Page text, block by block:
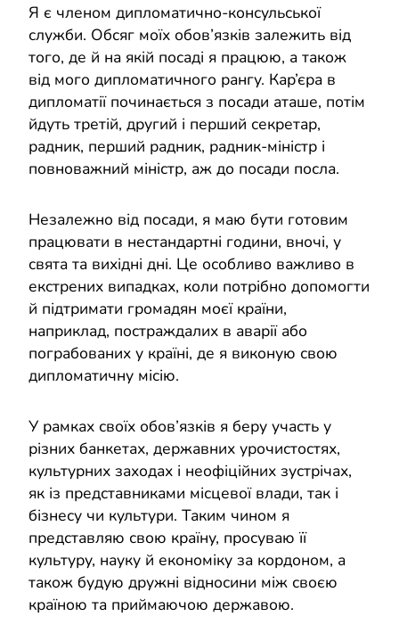
Я є членом дипломатично-консульської
служби. Обсяг моїх обов’язків залежить від
того, де й на якій посаді я працюю, а також
від мого дипломатичного рангу. Кар’єра в
дипломатії починається з посади аташе, потім
йдуть третій, другий і перший секретар,
радник, перший радник, радник-міністр і
повноважний міністр, аж до посади посла.
Незалежно від посади, я маю бути готовим
працювати в нестандартні години, вночі, у
свята та вихідні дні. Це особливо важливо в
екстрених випадках, коли потрібно допомогти
й підтримати громадян моєї країни,
наприклад, постраждалих в аварії або
пограбованих у країні, де я виконую свою
дипломатичну місію.
У рамках своїх обов’язків я беру участь у
різних банкетах, державних урочистостях,
культурних заходах і неофіційних зустрічах,
як із представниками місцевої влади, так і
бізнесу чи культури. Таким чином я
представляю свою країну, просуваю її
культуру, науку й економіку за кордоном, а
також будую дружні відносини між своєю
країною та приймаючою державою.